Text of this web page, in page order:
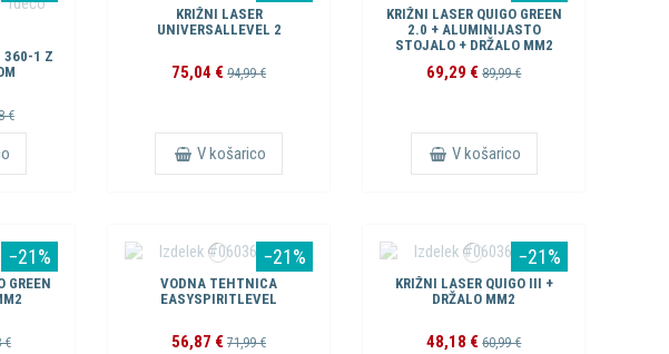
360-1 Z
€
KRIŽNI LASER
UNIVERSALLEVEL 2
75,04 €94,99 €
V košarico
KRIŽNI LASER QUIGO GREEN
2.0 + ALUMINIJASTO
STOJALO + DRŽALO MM2
69,29 €89,99 €
V košarico
−21%
GREEN
€
−21%
VODNA TEHTNICA
EASYSPIRITLEVEL
56,87 €71,99 €
−21%
KRIŽNI LASER QUIGO III +
DRŽALO MM2
48,18 €60,99 €